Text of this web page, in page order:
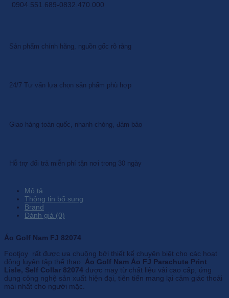
0904.551.689-0832.470.000
Sản phẩm chính hãng, nguồn gốc rõ ràng
24/7 Tư vấn lựa chọn sản phẩm phù hợp
Giao hàng toàn quốc, nhanh chóng, đảm bảo
Hỗ trợ đổi trả miễn phí tận nơi trong 30 ngày
Mô tả
Thông tin bổ sung
Brand
Đánh giá (0)
Áo Golf Nam FJ 82074
Footjoy rất được ưa chuộng bởi thiết kế chuyên biệt cho các hoạt
động luyện tập thể thao. Áo Golf Nam Áo FJ Parachute Print
Lisle, Self Collar 82074 được may từ chất liệu vải cao cấp, ứng
dụng công nghệ sản xuất hiện đại, tiên tiến mang lại cảm giác thoải
mái nhất cho người mặc.